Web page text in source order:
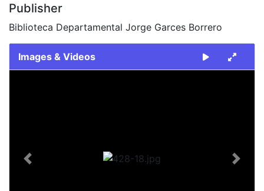
Publisher
Biblioteca Departamental Jorge Garces Borrero
Images & Videos
Previous Next